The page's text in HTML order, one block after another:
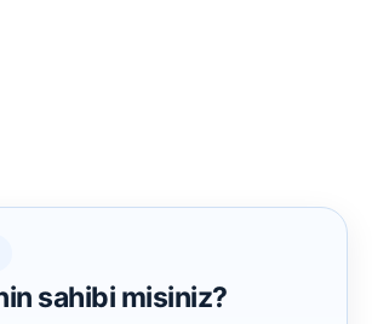
sahibi misiniz?